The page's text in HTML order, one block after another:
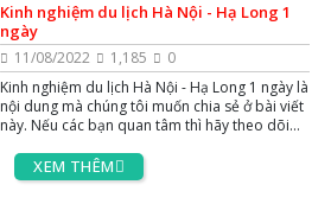
Kinh nghiệm du lịch Hà Nội - Hạ Long 1
ngày
11/08/2022 1,185
0
Kinh nghiệm du lịch Hà Nội - Hạ Long 1 ngày là
nội dung mà chúng tôi muốn chia sẻ ở bài viết
này. Nếu các bạn quan tâm thì hãy theo dõi
XEM THÊM